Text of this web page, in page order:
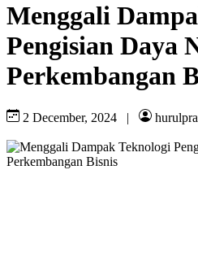
Menggali
Pengisian Daya
Perkembangan
2 December, 2024 |